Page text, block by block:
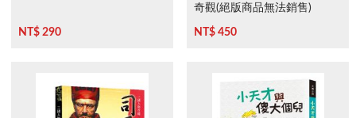
NT$ 290
奇觀(絕版商品無法銷售)
NT$ 450